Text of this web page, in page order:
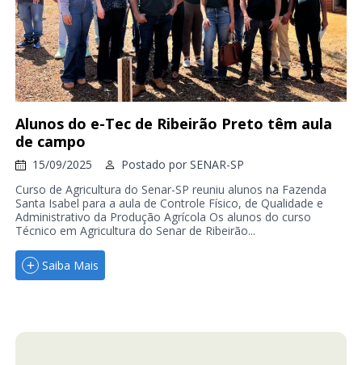
Alunos do e-Tec de Ribeirão Preto têm aula
de campo
15/09/2025 Postado por SENAR-SP
Curso de Agricultura do Senar-SP reuniu alunos na Fazenda
Santa Isabel para a aula de Controle Físico, de Qualidade e
Administrativo da Produção Agrícola Os alunos do curso
Técnico em Agricultura do Senar de Ribeirão...
Saiba Mais